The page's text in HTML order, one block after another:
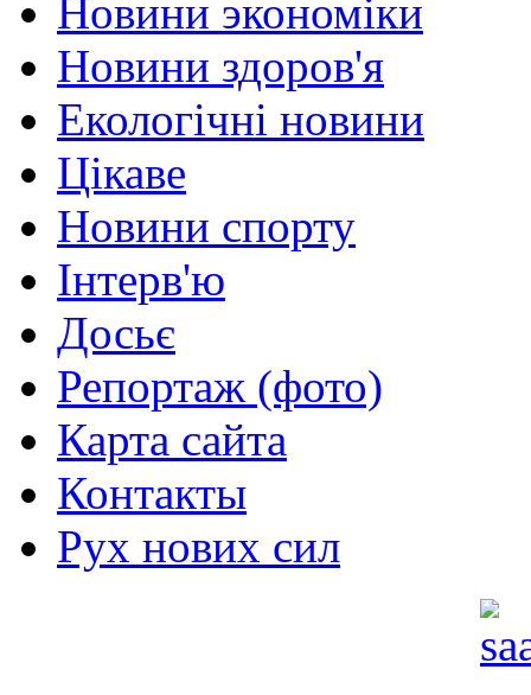
Новини экономіки
Новини здоров'я
Екологічні новини
Цікаве
Новини спорту
Інтерв'ю
Досьє
Репортаж (фото)
Карта сайта
Контакты
Рух нових сил